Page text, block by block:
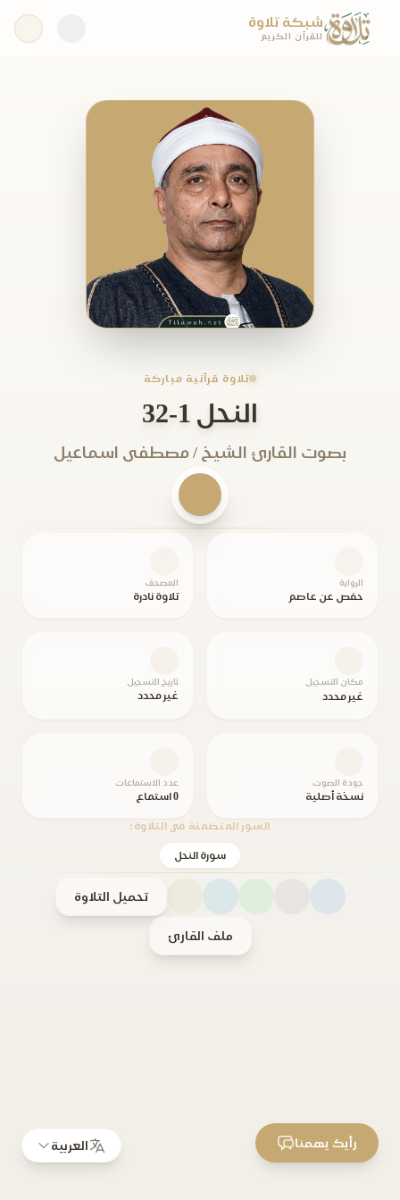
شبكة تلاوة
للقرآن الكريم
تلاوة قرآنية مباركة
النحل 1-32
بصوت القارئ الشيخ / مصطفى اسماعيل
الرواية
حفص عن عاصم
المصحف
تلاوة نادرة
مكان التسجيل
غير محدد
تاريخ التسجيل
غير محدد
جودة الصوت
نسخة أصلية
عدد الاستماعات
0 استماع
السور المتضمنة في التلاوة:
سورة النحل
تحميل التلاوة
ملف القارئ
العربية رأيك يهمنا